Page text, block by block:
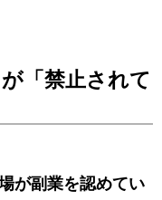
「禁止されて
場が副業を認めてい